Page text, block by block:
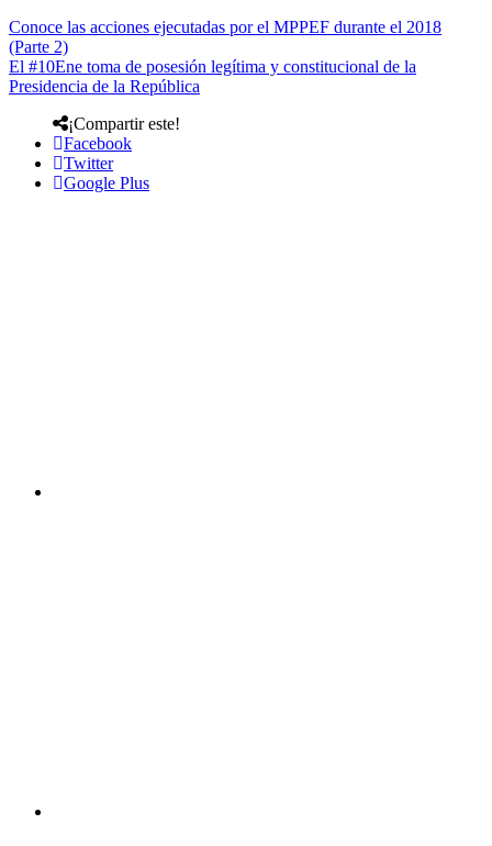
Conoce las acciones ejecutadas por el MPPEF durante el 2018
(Parte 2)
El #10Ene toma de posesión legítima y constitucional de la
Presidencia de la República
¡Compartir este!
Facebook
Twitter
Google Plus